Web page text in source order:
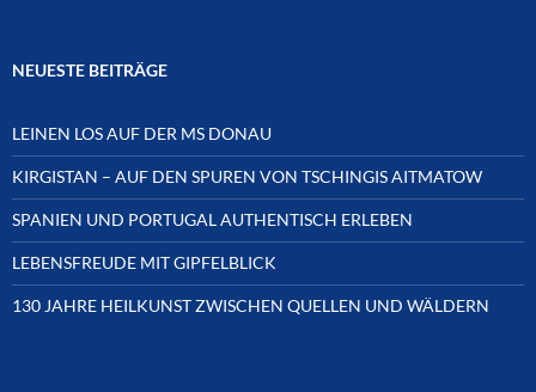
NEUESTE BEITRÄGE
LEINEN LOS AUF DER MS DONAU
KIRGISTAN – AUF DEN SPUREN VON TSCHINGIS AITMATOW
SPANIEN UND PORTUGAL AUTHENTISCH ERLEBEN
LEBENSFREUDE MIT GIPFELBLICK
130 JAHRE HEILKUNST ZWISCHEN QUELLEN UND WÄLDERN